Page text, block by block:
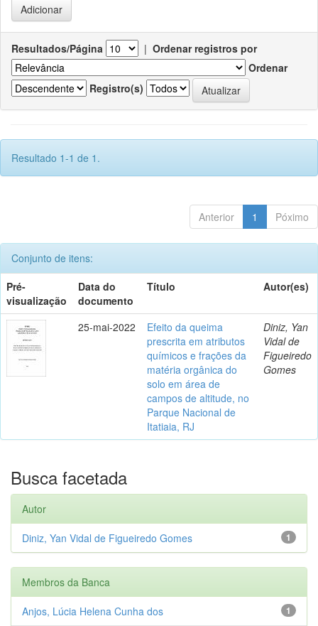
Resultados/Página | Ordenar registros por
Ordenar
Registro(s)
Resultado 1-1 de 1.
Anterior 1 Póximo
Conjunto de itens:
Pré-
visualização
Data do
documento
Título Autor(es)
25-mai-2022
Efeito da queima
prescrita em atributos
químicos e frações da
matéria orgânica do
solo em área de
campos de altitude, no
Parque Nacional de
Itatiaia, RJ
Diniz, Yan
Vidal de
Figueiredo
Gomes
Busca facetada
Autor
1
Diniz, Yan Vidal de Figueiredo Gomes
Membros da Banca
1
Anjos, Lúcia Helena Cunha dos